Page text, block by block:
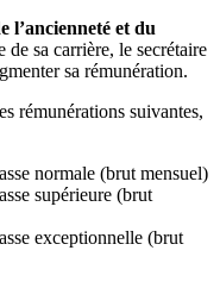
l’ancienneté et du
de sa carrière, le secrétaire
sa rémunération.
rémunérations suivantes,
normale (brut mensuel)
supérieure (brut
exceptionnelle (brut